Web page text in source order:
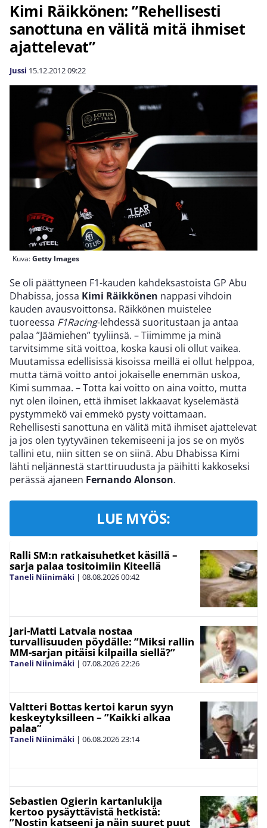
Kimi Räikkönen: ”Rehellisesti
sanottuna en välitä mitä ihmiset
ajattelevat”
Jussi 15.12.201209:22
Kuva:Getty Images
Se oli päättyneen F1-kauden kahdeksastoista GP Abu
Dhabissa, jossa Kimi Räikkönen nappasi vihdoin
kauden avausvoittonsa. Räikkönen muistelee
tuoreessa F1Racing-lehdessä suoritustaan ja antaa
palaa ”Jäämiehen” tyyliinsä. – Tiimimme ja minä
tarvitsimme sitä voittoa, koska kausi oli ollut vaikea.
Muutamissa edellisissä kisoissa meillä ei ollut helppoa,
mutta tämä voitto antoi jokaiselle enemmän uskoa,
Kimi summaa. – Totta kai voitto on aina voitto, mutta
nyt olen iloinen, että ihmiset lakkaavat kyselemästä
pystymmekö vai emmekö pysty voittamaan.
Rehellisesti sanottuna en välitä mitä ihmiset ajattelevat
ja jos olen tyytyväinen tekemiseeni ja jos se on myös
tallini etu, niin sitten se on siinä. Abu Dhabissa Kimi
lähti neljännestä starttiruudusta ja päihitti kakkoseksi
perässä ajaneen Fernando Alonson.
LUE MYÖS:
Ralli SM:n ratkaisuhetket käsillä –
sarja palaa tositoimiin Kiteellä
Taneli Niinimäki | 08.08.202600:42
Jari-Matti Latvala nostaa
turvallisuuden pöydälle: ”Miksi rallin
MM-sarjan pitäisi kilpailla siellä?”
Taneli Niinimäki | 07.08.202622:26
Valtteri Bottas kertoi karun syyn
keskeytyksilleen – ”Kaikki alkaa
palaa”
Taneli Niinimäki | 06.08.202623:14
Sebastien Ogierin kartanlukija
kertoo pysäyttävistä hetkistä:
”Nostin katseeni ja näin suuret puut